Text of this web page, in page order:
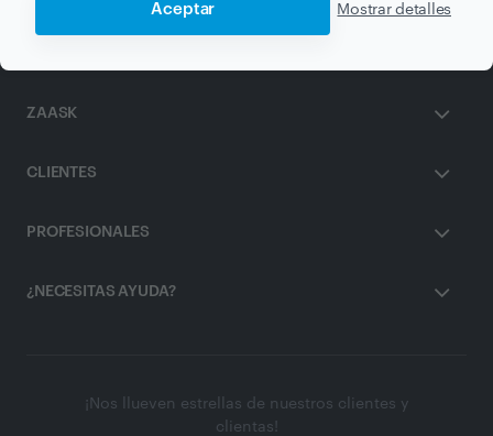
Aceptar Mostrar detalles
ZAASK
CLIENTES
PROFESIONALES
¿NECESITAS AYUDA?
¡Nos llueven estrellas de nuestros clientes y
clientas!